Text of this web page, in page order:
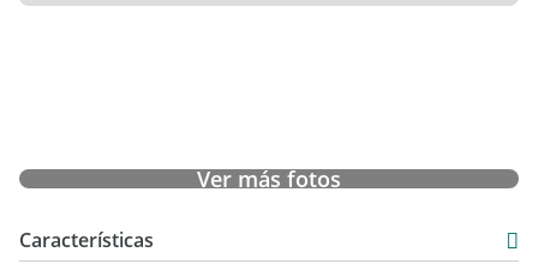
Ver más fotos
Características